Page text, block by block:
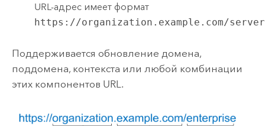
URL-адрес имеет формат
https://organization.example.com/server
Поддерживается обновление домена,
поддомена, контекста или любой комбинации
этих компонентов URL.